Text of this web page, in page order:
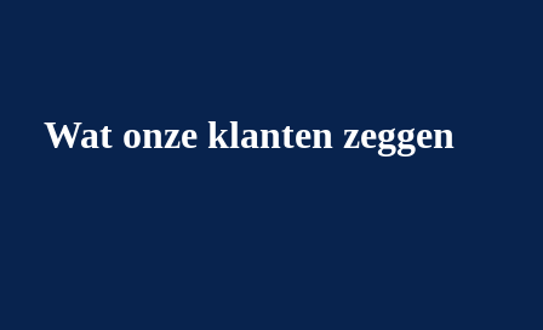
Wat onze klanten zeggen